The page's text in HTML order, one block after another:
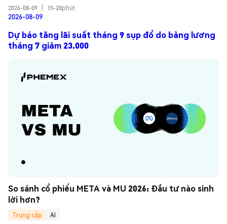
2026-08-09
15-20phút
2026-08-09
Dự báo tăng lãi suất tháng 9 sụp đổ do bảng lương
tháng 7 giảm 23.000
So sánh cổ phiếu META và MU 2026: Đầu tư nào sinh
lời hơn?
Trung cấp
AI